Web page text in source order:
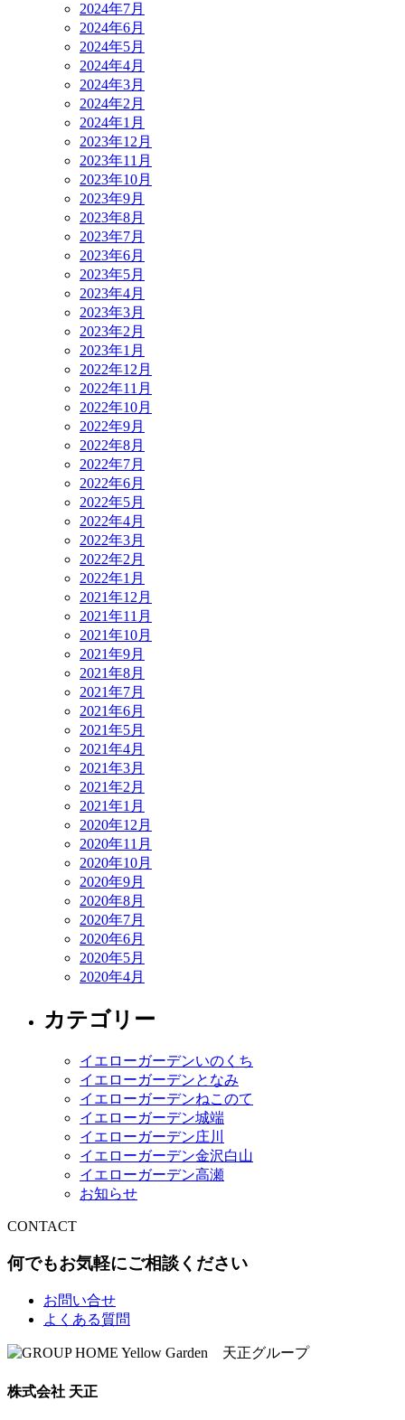
2024年7月
2024年6月
2024年5月
2024年4月
2024年3月
2024年2月
2024年1月
2023年12月
2023年11月
2023年10月
2023年9月
2023年8月
2023年7月
2023年6月
2023年5月
2023年4月
2023年3月
2023年2月
2023年1月
2022年12月
2022年11月
2022年10月
2022年9月
2022年8月
2022年7月
2022年6月
2022年5月
2022年4月
2022年3月
2022年2月
2022年1月
2021年12月
2021年11月
2021年10月
2021年9月
2021年8月
2021年7月
2021年6月
2021年5月
2021年4月
2021年3月
2021年2月
2021年1月
2020年12月
2020年11月
2020年10月
2020年9月
2020年8月
2020年7月
2020年6月
2020年5月
2020年4月
カテゴリー
イエローガーデンいのくち
イエローガーデンとなみ
イエローガーデンねこのて
イエローガーデン城端
イエローガーデン庄川
イエローガーデン金沢白山
イエローガーデン高瀬
お知らせ
CONTACT
何でもお気軽にご相談ください
お問い合せ
よくある質問
株式会社 天正